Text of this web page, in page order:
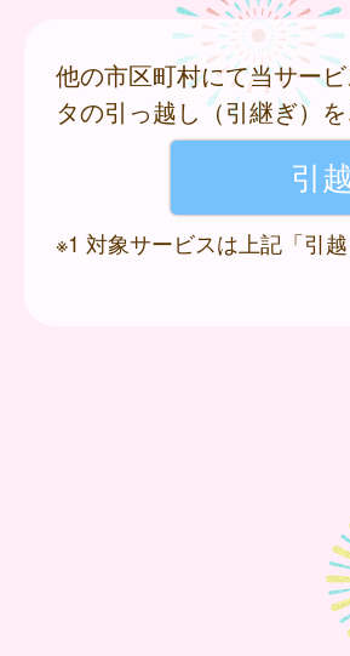
他の市区町村にて当サービ
タの引っ越し（引継ぎ）
※1 対象サービスは上記「引